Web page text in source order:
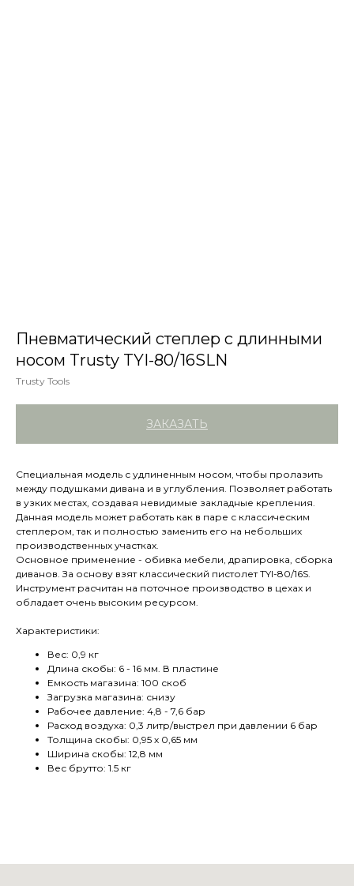
Пневматический степлер с длинными
носом Trusty TYI-80/16SLN
Trusty Tools
ЗАКАЗАТЬ
Специальная модель с удлиненным носом, чтобы пролазить
между подушками дивана и в углубления. Позволяет работать
в узких местах, создавая невидимые закладные крепления.
Данная модель может работать как в паре с классическим
степлером, так и полностью заменить его на небольших
производственных участках.
Основное применение - обивка мебели, драпировка, сборка
диванов. За основу взят классический пистолет TYI-80/16S.
Инструмент расчитан на поточное производство в цехах и
обладает очень высоким ресурсом.
Характеристики:
Вес: 0,9 кг
Длина скобы: 6 - 16 мм. В пластине
Емкость магазина: 100 скоб
Загрузка магазина: снизу
Рабочее давление: 4,8 - 7,6 бар
Расход воздуха: 0,3 литр/выстрел при давлении 6 бар
Толщина скобы: 0,95 х 0,65 мм
Ширина скобы: 12,8 мм
Вес брутто: 1.5 кг